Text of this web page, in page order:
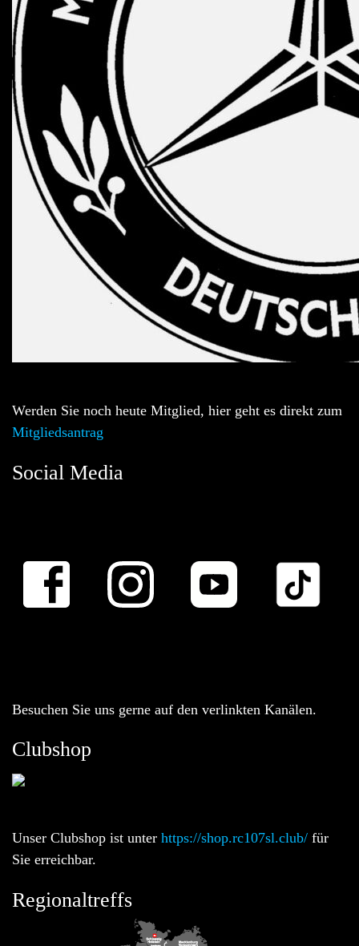
Werden Sie noch heute Mitglied, hier geht es direkt zum
Mitgliedsantrag
Social Media
Besuchen Sie uns gerne auf den verlinkten Kanälen.
Clubshop
Unser Clubshop ist unter https://shop.rc107sl.club/ für
Sie erreichbar.
Regionaltreffs